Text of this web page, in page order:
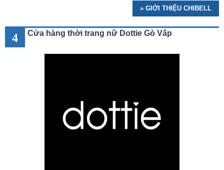
» GIỚI THIỆU CHIBELL
4 Cửa hàng thời trang nữ Dottie Gò Vấp